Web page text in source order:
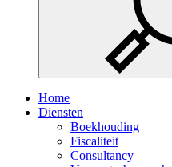
Home
Diensten
Boekhouding
Fiscaliteit
Consultancy